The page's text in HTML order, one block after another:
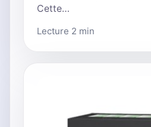
Cette…
Lecture 2 min